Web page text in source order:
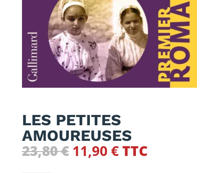
LES PETITES
AMOUREUSES
23,80€ Le
11,90 €Le
TTC